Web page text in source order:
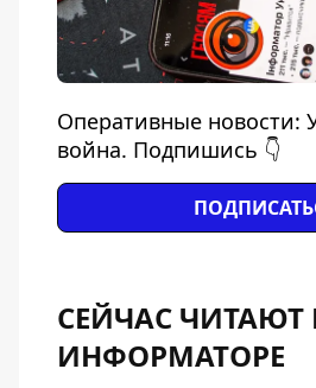
Оперативные новости:
война. Подпишись 👇
СЕЙЧАС ЧИТАЮТ
ИНФОРМАТОРЕ